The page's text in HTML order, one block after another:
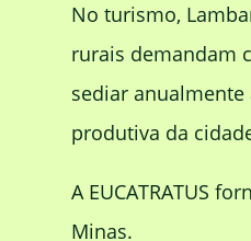
No turismo,
rurais demandam
sediar
produtiva da
A EUCATRATUS
Minas.